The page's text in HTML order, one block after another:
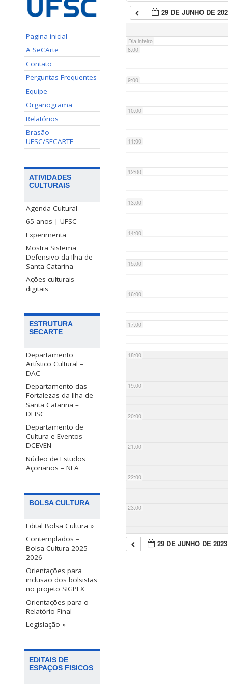
Pagina inicial
A SeCArte
Contato
Perguntas Frequentes
Equipe
Organograma
Relatórios
Brasão
UFSC/SECARTE
ATIVIDADES
CULTURAIS
Agenda Cultural
65 anos | UFSC
Experimenta
Mostra Sistema
Defensivo da Ilha de
Santa Catarina
Ações culturais
digitais
ESTRUTURA
SECARTE
Departamento
Artístico Cultural –
DAC
Departamento das
Fortalezas da Ilha de
Santa Catarina –
DFISC
Departamento de
Cultura e Eventos –
DCEVEN
Núcleo de Estudos
Açorianos – NEA
BOLSA CULTURA
Edital Bolsa Cultura »
Contemplados –
Bolsa Cultura 2025 –
2026
Orientações para
inclusão dos bolsistas
no projeto SIGPEX
Orientações para o
Relatório Final
Legislação »
EDITAIS DE
ESPAÇOS FISICOS
29 DE JUNHO DE
Dia inteiro
7:00
8:00
9:00
10:00
11:00
12:00
13:00
14:00
15:00
16:00
17:00
18:00
19:00
20:00
21:00
22:00
23:00
29 DE JUNHO DE 2023